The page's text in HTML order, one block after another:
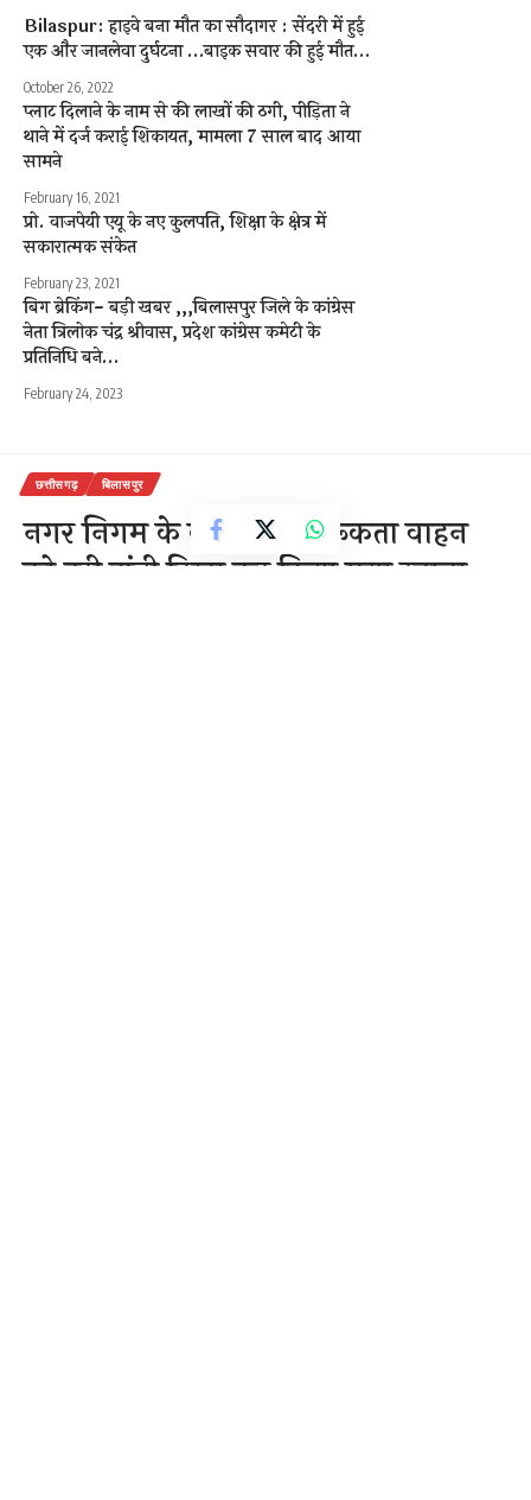
Bilaspur: हाइवे बना मौत का सौदागर : सेंदरी में हुई
एक और जानलेवा दुर्घटना …बाइक सवार की हुई मौत…
October 26, 2022
प्लाट दिलाने के नाम से की लाखों की ठगी, पीड़िता ने
थाने में दर्ज कराई शिकायत, मामला 7 साल बाद आया
सामने
February 16, 2021
प्रो. वाजपेयी एयू के नए कुलपति, शिक्षा के क्षेत्र में
सकारात्मक संकेत
February 23, 2021
बिग ब्रेकिंग- बड़ी खबर ,,,बिलासपुर जिले के कांग्रेस
नेता त्रिलोक चंद्र श्रीवास, प्रदेश कांग्रेस कमेटी के
प्रतिनिधि बने…
February 24, 2023
छत्तीसगढ़ बिलासपुर
नगर निगम के कोरोना जागरूकता वाहन
को हरी झंडी दिखा कर किया गया रवाना